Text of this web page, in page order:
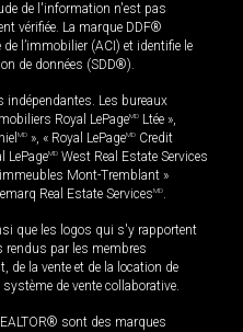
de l'information n'est pas
vérifiée. La marque DDF®
l’immobilier (ACI) et identifie le
de données (SDD®).
indépendantes. Les bureaux
Royal LePageMD Ltée »,
MD », « Royal LePageMD Credit
LePageMD West Real Estate Services
Mont-Tremblant »
Real Estate ServicesMD.
que les logos qui s'y rapportent
rendus par les membres
de la vente et de la location de
de vente collaborative.
sont des marques